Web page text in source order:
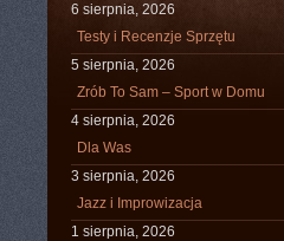
6 sierpnia, 2026
Testy i Recenzje Sprzętu
5 sierpnia, 2026
Zrób To Sam – Sport w Domu
4 sierpnia, 2026
Dla Was
3 sierpnia, 2026
Jazz i Improwizacja
1 sierpnia, 2026